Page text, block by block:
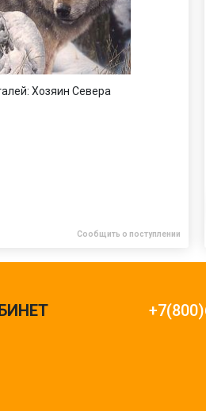
Хозяин Севера
Сообщить о поступлении